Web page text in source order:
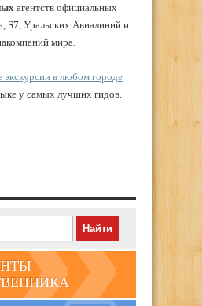
агентств официальных
S7, Уральских Авиалиний и
мира.
экскурсии в любом городе
у самых лучших гидов.